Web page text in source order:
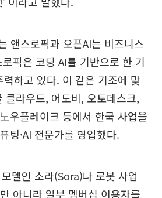
앤스로픽과 오픈AI는 비즈니스
픽은 코딩 AI를 기반으로 한 기
하고 있다. 이 같은 기조에 맞
클라우드, 어도비, 오토데스크,
우플레이크 등에서 한국 사업을
팅·AI 전문가를 영입했다.
델인 소라(Sora)나 로봇 사업
아니라 일부 멤버십 이용자를